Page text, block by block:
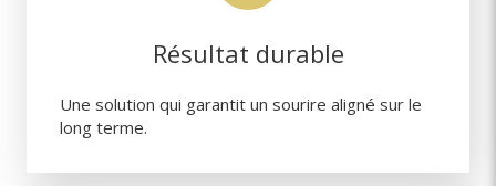
Résultat durable
Une solution qui garantit un sourire aligné sur le
long terme.